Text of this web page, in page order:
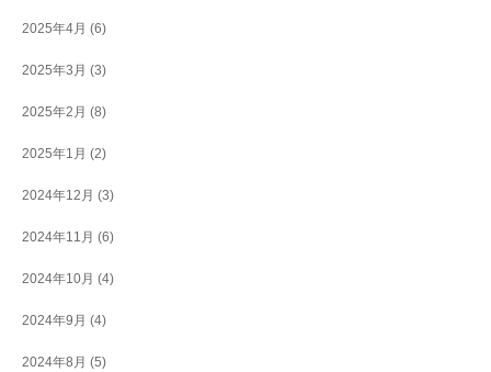
2025年4月 (6)
2025年3月 (3)
2025年2月 (8)
2025年1月 (2)
2024年12月 (3)
2024年11月 (6)
2024年10月 (4)
2024年9月 (4)
2024年8月 (5)